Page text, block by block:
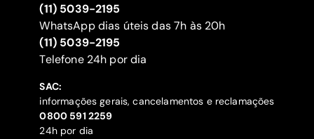
(11) 5039-2195
WhatsApp dias úteis das 7h às 20h
(11) 5039-2195
‍Telefone 24h por dia
SAC:
informações gerais, cancelamentos e reclamações
‍0800 591 2259
24h por dia